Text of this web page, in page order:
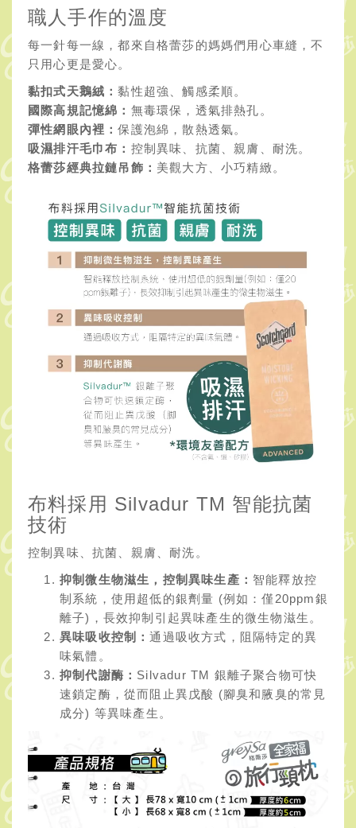
職人手作的溫度
每一針每一線，都來自格蕾莎的媽媽們用心車縫，不
只用心更是愛心。
黏扣式天鵝絨：黏性超強、觸感柔順。
國際高規記憶綿： 無毒環保，透氣排熱孔。
彈性網眼內裡：保護泡綿，散熱透氣。
吸濕排汗毛巾布： 控制異味、抗菌、親膚、耐洗。
格蕾莎經典拉鏈吊飾： 美觀大方、小巧精緻。
布料採用 Silvadur TM 智能抗菌
技術
控制異味、抗菌、親膚、耐洗。
抑制微生物滋生，控制異味生產： 智能釋放控
制系統，使用超低的銀劑量 (例如：僅20ppm銀
離子)，長效抑制引起異味產生的微生物滋生。
異味吸收控制：通過吸收方式，阻隔特定的異
味氣體。
抑制代謝酶： Silvadur TM 銀離子聚合物可快
速鎖定酶，從而阻止異戊酸 (腳臭和腋臭的常見
成分) 等異味產生。